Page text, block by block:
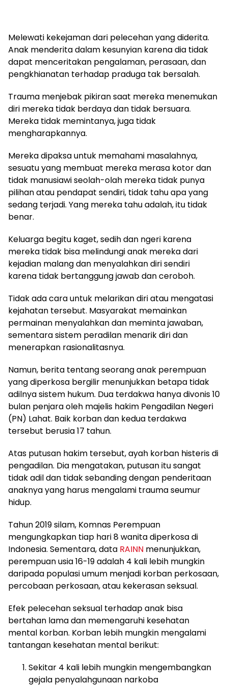
Melewati kekejaman dari pelecehan yang diderita.
Anak menderita dalam kesunyian karena dia tidak
dapat menceritakan pengalaman, perasaan, dan
pengkhianatan terhadap praduga tak bersalah.
Trauma menjebak pikiran saat mereka menemukan
diri mereka tidak berdaya dan tidak bersuara.
Mereka tidak memintanya, juga tidak
mengharapkannya.
Mereka dipaksa untuk memahami masalahnya,
sesuatu yang membuat mereka merasa kotor dan
tidak manusiawi seolah-olah mereka tidak punya
pilihan atau pendapat sendiri, tidak tahu apa yang
sedang terjadi. Yang mereka tahu adalah, itu tidak
benar.
Keluarga begitu kaget, sedih dan ngeri karena
mereka tidak bisa melindungi anak mereka dari
kejadian malang dan menyalahkan diri sendiri
karena tidak bertanggung jawab dan ceroboh.
Tidak ada cara untuk melarikan diri atau mengatasi
kejahatan tersebut. Masyarakat memainkan
permainan menyalahkan dan meminta jawaban,
sementara sistem peradilan menarik diri dan
menerapkan rasionalitasnya.
Namun, berita tentang seorang anak perempuan
yang diperkosa bergilir menunjukkan betapa tidak
adilnya sistem hukum. Dua terdakwa hanya divonis 10
bulan penjara oleh majelis hakim Pengadilan Negeri
(PN) Lahat. Baik korban dan kedua terdakwa
tersebut berusia 17 tahun.
Atas putusan hakim tersebut, ayah korban histeris di
pengadilan. Dia mengatakan, putusan itu sangat
tidak adil dan tidak sebanding dengan penderitaan
anaknya yang harus mengalami trauma seumur
hidup.
Tahun 2019 silam, Komnas Perempuan
mengungkapkan tiap hari 8 wanita diperkosa di
Indonesia. Sementara, data RAINN menunjukkan,
perempuan usia 16-19 adalah 4 kali lebih mungkin
daripada populasi umum menjadi korban perkosaan,
percobaan perkosaan, atau kekerasan seksual.
Efek pelecehan seksual terhadap anak bisa
bertahan lama dan memengaruhi kesehatan
mental korban. Korban lebih mungkin mengalami
tantangan kesehatan mental berikut:
Sekitar 4 kali lebih mungkin mengembangkan
gejala penyalahgunaan narkoba